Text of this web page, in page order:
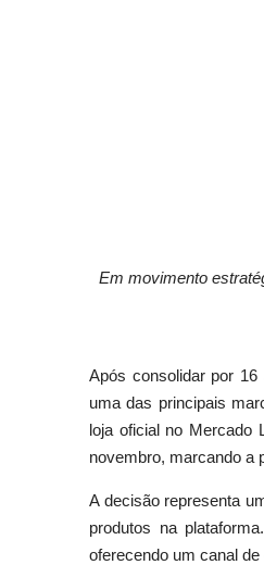
Em movimento
Após consolidar por
uma das principais
loja oficial no Mercado
novembro, marcando a
A decisão representa
produtos na
oferecendo um canal